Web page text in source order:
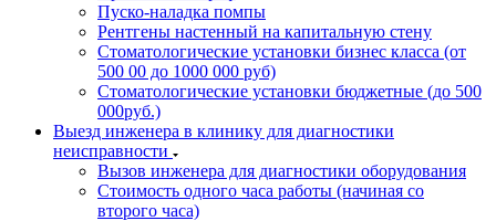
Пуско-наладка помпы
Рентгены настенный на капитальную стену
Стоматологические установки бизнес класса (от
500 00 до 1000 000 руб)
Стоматологические установки бюджетные (до 500
000руб.)
Выезд инженера в клинику для диагностики
неисправности
Вызов инженера для диагностики оборудования
Стоимость одного часа работы (начиная со
второго часа)